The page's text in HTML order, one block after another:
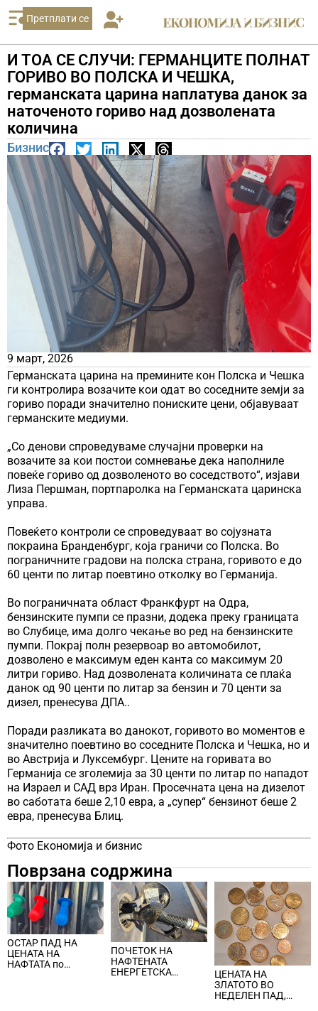
Претплати се
И ТОА СЕ СЛУЧИ: ГЕРМАНЦИТЕ ПОЛНАТ
ГОРИВО ВО ПОЛСКА И ЧЕШКА,
германската царина наплатува данок за
наточеното гориво над дозволената
количина
Бизнис
9 март, 2026
Германската царина на премините кон Полска и Чешка
ги контролира возачите кои одат во соседните земји за
гориво поради значително пониските цени, објавуваат
германските медиуми.
„Со денови спроведуваме случајни проверки на
возачите за кои постои сомневање дека наполниле
повеќе гориво од дозволеното во соседството“, изјави
Лиза Першман, портпаролка на Германската царинска
управа.
Повеќето контроли се спроведуваат во сојузната
покраина Бранденбург, која граничи со Полска. Во
пограничните градови на полска страна, горивото е до
60 центи по литар поевтино отколку во Германија.
Во пограничната област Франкфурт на Одра,
бензинските пумпи се празни, додека преку границата
во Слубице, има долго чекање во ред на бензинските
пумпи. Покрај полн резервоар во автомобилот,
дозволено е максимум еден канта со максимум 20
литри гориво. Над дозволената количината се плаќа
данок од 90 центи по литар за бензин и 70 центи за
дизел, пренесува ДПА..
Поради разликата во данокот, горивото во моментов е
значително поевтино во соседните Полска и Чешка, но и
во Австрија и Луксембург. Цените на горивата во
Германија се зголемија за 30 центи по литар по нападот
на Израел и САД врз Иран. Просечната цена на дизелот
во саботата беше 2,10 евра, а „супер“ бензинот беше 2
евра, пренесува Блиц.
Фото Економија и бизнис
Поврзана содржина
ОСТАР ПАД НА
ЦЕНАТА НА
НАФТАТА по
ПОЧЕТОК НА
НАФТЕНАТА
ЕНЕРГЕТСКА
ЦЕНАТА НА
ЗЛАТОТО ВО
НЕДЕЛЕН ПАД,